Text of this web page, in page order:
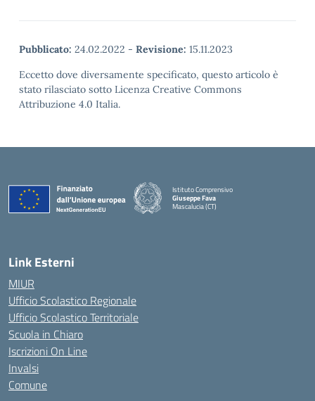
Pubblicato: 24.02.2022 - Revisione: 15.11.2023
Eccetto dove diversamente specificato, questo articolo è
stato rilasciato sotto Licenza Creative Commons
Attribuzione 4.0 Italia.
Istituto Comprensivo
Giuseppe Fava
Mascalucia (CT)
Link Esterni
MIUR
Ufficio Scolastico Regionale
Ufficio Scolastico Territoriale
Scuola in Chiaro
Iscrizioni On Line
Invalsi
Comune